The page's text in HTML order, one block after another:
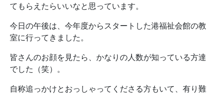
てもらえたらいいなと思っています。
今日の午後は、今年度からスタートした港福祉会館の教
室に行ってきました。
皆さんのお顔を見たら、かなりの人数が知っている方達
でした（笑）。
自称追っかけとおっしゃってくださる方もいて、有り難